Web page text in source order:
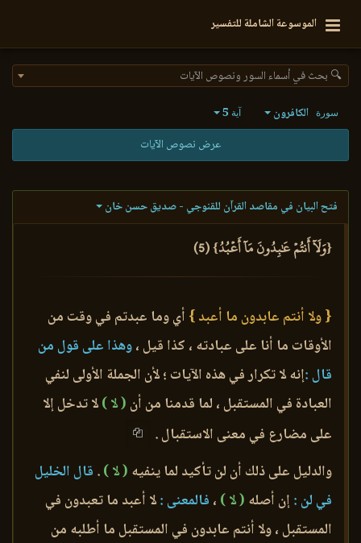
الموسوعة الشاملة للتفسير
🔍 بحث في أسماء السور ونصوص الآيات
سورة الكافرون آية 5
عرض نصوص الآيات
فتح البيان في مقاصد القرآن للقنوجي - صديق حسن خان
{وَلَآ أَنتُمۡ عَٰبِدُونَ مَآ أَعۡبُدُ} (5)
{ ولا أنتم عابدون ما أعبد } أي وما عبدتم في وقت من
الأوقات ما أنا على عبادته ، كذا قيل ،وهذا على قول من
قال :إنه لا تكرار في هذه الآيات ؛ لأن الجملة الأولى لنفي
العبادة في المستقبل ، لما قدمنا من أن ( لا )لا تدخل إلا
على مضارع في معنى الاستقبال .
والدليل على ذلك أن لن تأكيد لما ينفيه ( لا ). قال الخليل
في لن :إن أصله ( لا ) ، فالمعنى :لا أعبد ما تعبدون في
المستقبل ، ولا أنتم عابدون في المستقبل ما أطلبه من